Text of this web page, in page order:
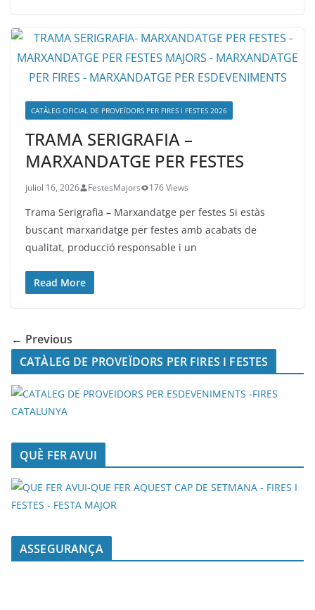
CATÀLEG OFICIAL DE PROVEÏDORS PER FIRES I FESTES 2026
TRAMA SERIGRAFIA –
MARXANDATGE PER FESTES
juliol 16, 2026 FestesMajors 176 Views
Trama Serigrafia – Marxandatge per festes Si estàs
buscant marxandatge per festes amb acabats de
qualitat, producció responsable i un
Read More
← Previous
CATÀLEG DE PROVEÏDORS PER FIRES I FESTES
QUÈ FER AVUI
ASSEGURANÇA